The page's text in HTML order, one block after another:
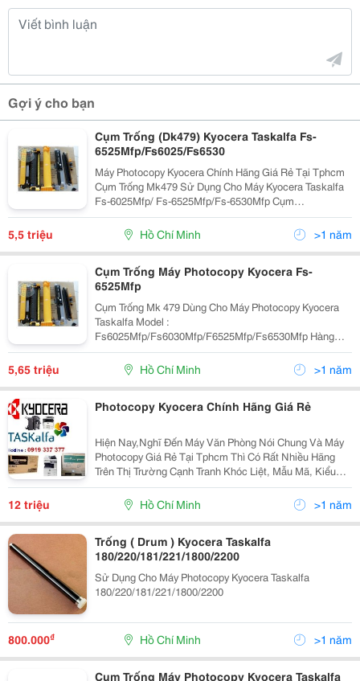
Gợi ý cho bạn
Cụm Trống (Dk479) Kyocera Taskalfa Fs-
6525Mfp/Fs6025/Fs6530
Máy Photocopy Kyocera Chính Hãng Giá Rẻ Tại Tphcm
Cụm Trống Mk479 Sử Dụng Cho Máy Kyocera Taskalfa
Fs-6025Mfp/ Fs-6525Mfp/Fs-6530Mfp Cụm
Mainternace Kit 479 ( Mk479) Bao Gồm : Cụm Drum (
5,5 triệu Hồ Chí Minh >1 năm
Cụm Trống Máy Photocopy Kyocera Fs-
6525Mfp
Cụm Trống Mk 479 Dùng Cho Máy Photocopy Kyocera
Taskalfa Model :
Fs6025Mfp/Fs6030Mfp/F6525Mfp/Fs6530Mfp Hàng
Chính Hãng : Kyocera Giao Hàng Tận Nơi Bảo Hành Chu
Đáo Nguyên Đai Nguyên Kiện
5,65 triệu Hồ Chí Minh >1 năm
Photocopy Kyocera Chính Hãng Giá Rẻ
Hiện Nay,Nghĩ Đến Máy Văn Phòng Nói Chung Và Máy
Photocopy Giá Rẻ Tại Tphcm Thì Có Rất Nhiều Hãng
Trên Thị Trường Cạnh Tranh Khóc Liệt, Mẫu Mã, Kiểu
Dáng Và Nhiều Người Tiêu Dùng Đang Dành Nhiều Sự
Quan Tâm Và Lựa Chọn Những Sản Phẩm Có Chất
Lượng,...
12 triệu Hồ Chí Minh >1 năm
Trống ( Drum ) Kyocera Taskalfa
180/220/181/221/1800/2200
Sử Dụng Cho Máy Photocopy Kyocera Taskalfa
180/220/181/221/1800/2200
800.000₫ Hồ Chí Minh >1 năm
Cụm Trống Máy Photocopy Kyocera Taskalfa